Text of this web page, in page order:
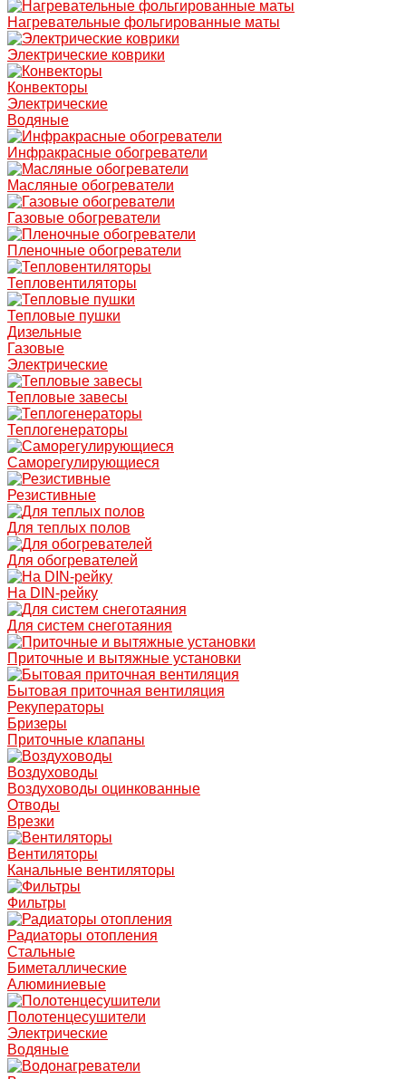
Нагревательные фольгированные маты
Электрические коврики
Конвекторы
Электрические
Водяные
Инфракрасные обогреватели
Масляные обогреватели
Газовые обогреватели
Пленочные обогреватели
Тепловентиляторы
Тепловые пушки
Дизельные
Газовые
Электрические
Тепловые завесы
Теплогенераторы
Саморегулирующиеся
Резистивные
Для теплых полов
Для обогревателей
На DIN-рейку
Для систем снеготаяния
Приточные и вытяжные установки
Бытовая приточная вентиляция
Рекуператоры
Бризеры
Приточные клапаны
Воздуховоды
Воздуховоды оцинкованные
Отводы
Врезки
Вентиляторы
Канальные вентиляторы
Фильтры
Радиаторы отопления
Стальные
Биметаллические
Алюминиевые
Полотенцесушители
Электрические
Водяные